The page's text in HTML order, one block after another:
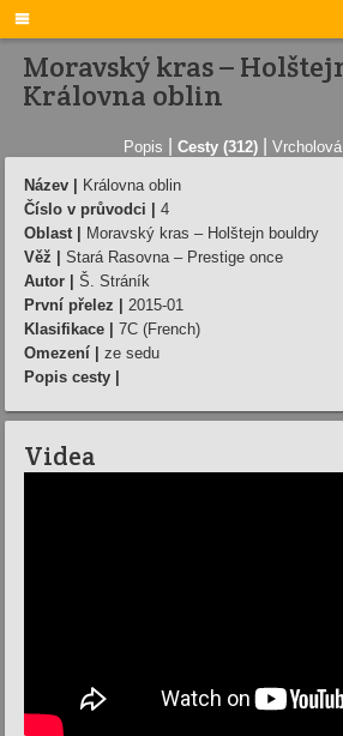

Moravský kras –
Královna oblin
Popis Cesty (312)
Název |
Královna oblin
Číslo v průvodci |
4
Oblast |
Moravský kras – Holštejn bouldry
Věž |
Stará Rasovna – Prestige once
Autor |
Š. Stráník
První přelez |
2015-01
Klasifikace |
7C (French)
Omezení |
ze sedu
Popis cesty |
Videa